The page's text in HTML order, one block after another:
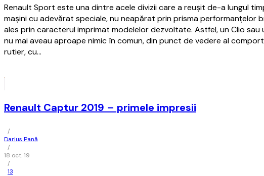
Renault Sport este una dintre acele divizii care a reușit de-a lungul
mașini cu adevărat speciale, nu neapărat prin prisma performanțelor
ales prin caracterul imprimat modelelor dezvoltate. Astfel, un Clio sau
nu mai aveau aproape nimic în comun, din punct de vedere al
rutier, cu…
Renault Captur 2019 – primele impresii
/
Darius Pană
/
18 oct. 19
/
13